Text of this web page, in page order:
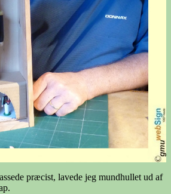
præcist, lavede jeg mundhullet ud af